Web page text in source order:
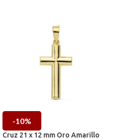
-10%
Cruz 21 x 12 mm Oro Amarillo